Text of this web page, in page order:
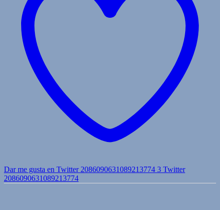
Dar me gusta en Twitter 2086090631089213774 3 Twitter
2086090631089213774